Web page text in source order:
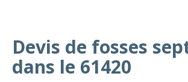
Devis de fosses
dans le 61420